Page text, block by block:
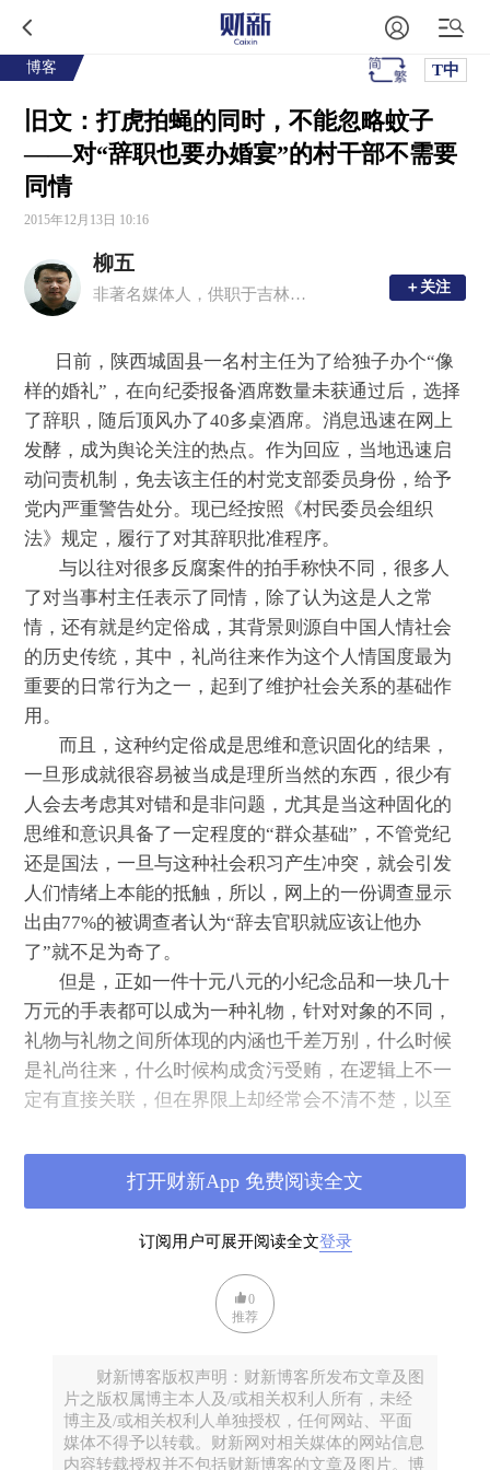
博客 T中
旧文：打虎拍蝇的同时，不能忽略蚊子
——对“辞职也要办婚宴”的村干部不需要
同情
2015年12月13日 10:16
柳五
非著名媒体人，供职于吉林日报 ＋关注
＋关注
日前，陕西城固县一名村主任为了给独子办个“像
样的婚礼”，在向纪委报备酒席数量未获通过后，选择
了辞职，随后顶风办了40多桌酒席。消息迅速在网上
发酵，成为舆论关注的热点。作为回应，当地迅速启
动问责机制，免去该主任的村党支部委员身份，给予
党内严重警告处分。现已经按照《村民委员会组织
法》规定，履行了对其辞职批准程序。
与以往对很多反腐案件的拍手称快不同，很多人
了对当事村主任表示了同情，除了认为这是人之常
情，还有就是约定俗成，其背景则源自中国人情社会
的历史传统，其中，礼尚往来作为这个人情国度最为
重要的日常行为之一，起到了维护社会关系的基础作
用。
而且，这种约定俗成是思维和意识固化的结果，
一旦形成就很容易被当成是理所当然的东西，很少有
人会去考虑其对错和是非问题，尤其是当这种固化的
思维和意识具备了一定程度的“群众基础”，不管党纪
还是国法，一旦与这种社会积习产生冲突，就会引发
人们情绪上本能的抵触，所以，网上的一份调查显示
出由77%的被调查者认为“辞去官职就应该让他办
了”就不足为奇了。
但是，正如一件十元八元的小纪念品和一块几十
万元的手表都可以成为一种礼物，针对对象的不同，
礼物与礼物之间所体现的内涵也千差万别，什么时候
是礼尚往来，什么时候构成贪污受贿，在逻辑上不一
定有直接关联，但在界限上却经常会不清不楚，以至
以，说得极端一点，中国的人情社会在某种程度上也
构成了腐败的社会基础和滋生腐败的温床。
相对来说还算是容易的，因为不管老虎还是苍蝇，贪
腐行为都比较典型，隐藏得再深，也都有蛛丝马迹可
寻，但是隐藏在一般人心中的贪婪和不义既不典型，
也掀不起不出多大的风浪，则很容易被当成人性的普
遍性弱点，被掩盖起来，很难清除。问题是，不管苍
蝇还是老虎，他们并不都从一开始的时候就注定会成
为苍蝇和老虎，也都是从抹不开的人情和礼尚往来开
始，一步一步跨过贪腐底线的。
订阅用户可展开阅读全文登录
打开财新App 免费阅读全文
0
推荐
财新博客版权声明：财新博客所发布文章及图
片之版权属博主本人及/或相关权利人所有，未经
博主及/或相关权利人单独授权，任何网站、平面
媒体不得予以转载。财新网对相关媒体的网站信息
内容转载授权并不包括财新博客的文章及图片。博